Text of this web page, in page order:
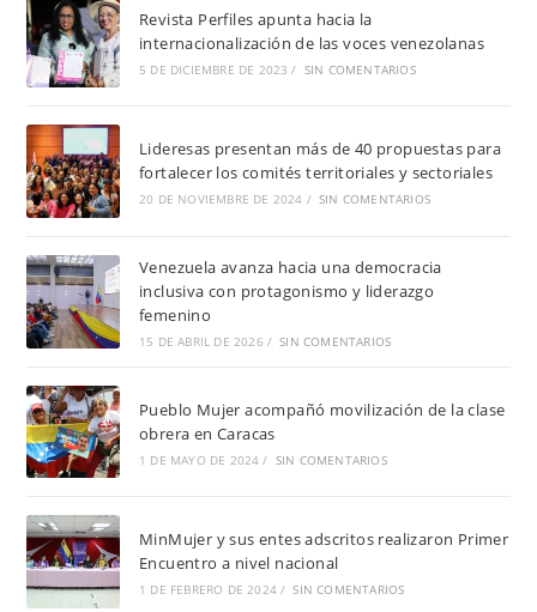
Revista Perfiles apunta hacia la
internacionalización de las voces venezolanas
5 DE DICIEMBRE DE 2023 / SIN COMENTARIOS
Lideresas presentan más de 40 propuestas para
fortalecer los comités territoriales y sectoriales
20 DE NOVIEMBRE DE 2024 / SIN COMENTARIOS
Venezuela avanza hacia una democracia
inclusiva con protagonismo y liderazgo
femenino
15 DE ABRIL DE 2026 / SIN COMENTARIOS
Pueblo Mujer acompañó movilización de la clase
obrera en Caracas
1 DE MAYO DE 2024 / SIN COMENTARIOS
MinMujer y sus entes adscritos realizaron Primer
Encuentro a nivel nacional
1 DE FEBRERO DE 2024 / SIN COMENTARIOS